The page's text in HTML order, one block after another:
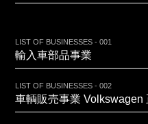
LIST OF BUSINESSES - 001
輸入車部品事業
LIST OF BUSINESSES - 002
車輌販売事業 Volkswagen